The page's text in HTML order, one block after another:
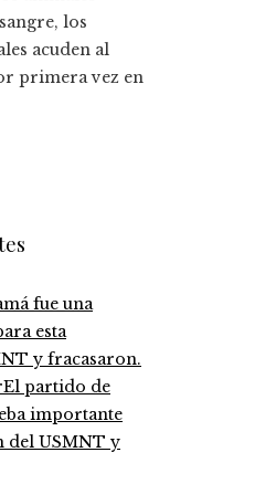
los
acuden al
primera vez en
El partido de
importante
del USMNT y